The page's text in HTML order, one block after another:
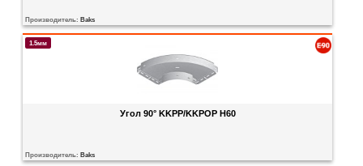
Производитель: Baks
1.5мм
Угол 90° KKPP/KKPOP H60
Производитель: Baks